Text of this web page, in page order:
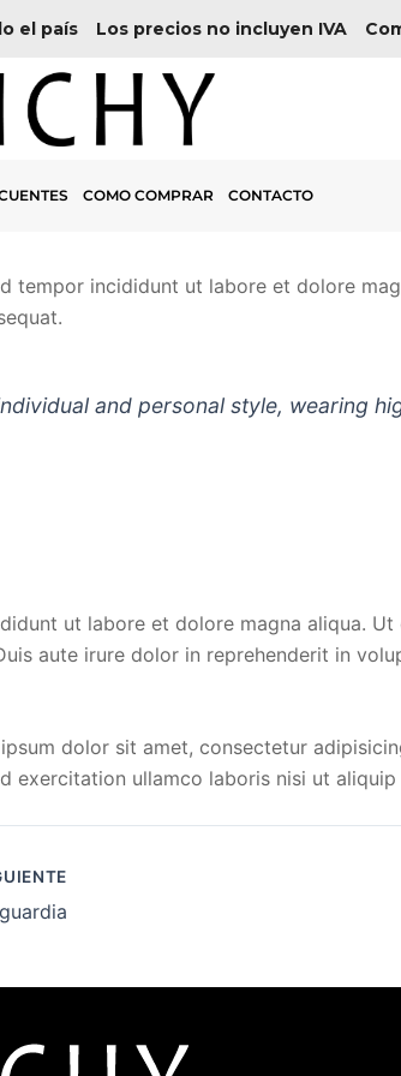
el país Los precios no incluyen IVA
COMO COMPRAR CONTACTO
incididunt ut labore et dolore
and personal style, wearing
ut labore et dolore magna aliqua. Ut
aute irure dolor in reprehenderit in
dolor sit amet, consectetur
exercitation ullamco laboris nisi ut